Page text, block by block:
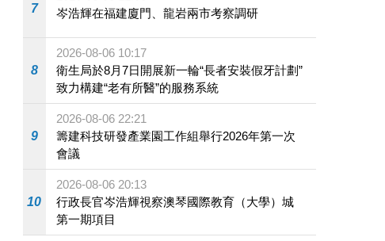
7
岑浩輝在福建廈門、龍岩兩市考察調研
8
2026-08-06 10:17
衛生局於8月7日開展新一輪“長者安裝假牙計劃”
致力構建“老有所醫”的服務系統
9
2026-08-06 22:21
籌建科技研發產業園工作組舉行2026年第一次
會議
10
2026-08-06 20:13
行政長官岑浩輝視察澳琴國際教育（大學）城
第一期項目